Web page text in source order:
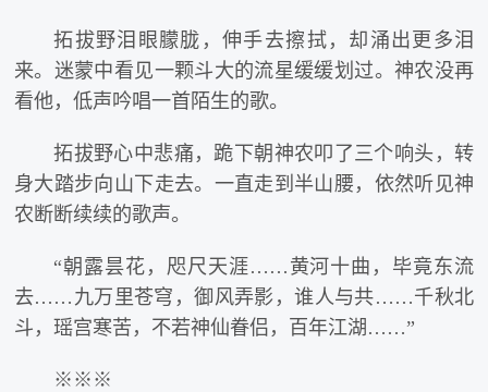
拓拔野泪眼朦胧，伸手去擦拭，却涌出更多泪
来。迷蒙中看见一颗斗大的流星缓缓划过。神农没再
看他，低声吟唱一首陌生的歌。
拓拔野心中悲痛，跪下朝神农叩了三个响头，转
身大踏步向山下走去。一直走到半山腰，依然听见神
农断断续续的歌声。
“朝露昙花，咫尺天涯……黄河十曲，毕竟东流
去……九万里苍穹，御风弄影，谁人与共……千秋北
斗，瑶宫寒苦，不若神仙眷侣，百年江湖……”
※※※